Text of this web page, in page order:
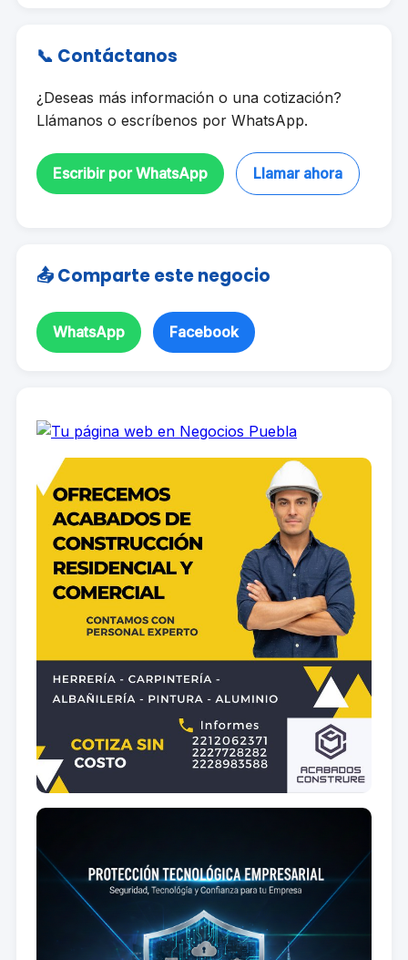
📞 Contáctanos
¿Deseas más información o una cotización?
Llámanos o escríbenos por WhatsApp.
Escribir por WhatsApp Llamar ahora
📤 Comparte este negocio
WhatsApp Facebook